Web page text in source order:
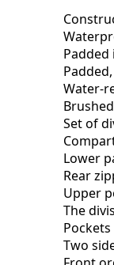
Water-
Set of
Lower
Rear
Upper
The
Pockets
Two